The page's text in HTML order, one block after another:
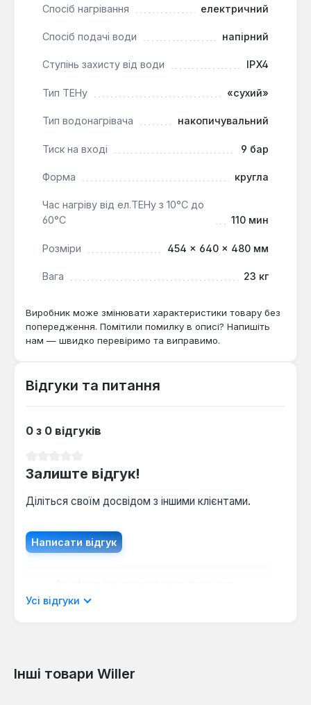
літрів з вертикальним способом встановлення та
забезпечення гарячою водою невеликих сімей або
квартир. Його конструктивні особливості та
економічну експлуатацію протягом тривалого
Спосіб нагрівання електричний
Спосіб подачі води напірний
Ступінь захисту від води IPX4
Тип ТЕНу «сухий»
Тип водонагрівача накопичувальний
Тиск на вході 9 бар
Форма кругла
Час нагріву від ел.ТЕНу з 10°С до
60°С
110 мин
Розміри 454 × 640 × 480 мм
Вага 23 кг
Виробник може змінювати характеристики товару без
попередження. Помітили помилку в описі? Напишіть
нам — швидко перевіримо та виправимо.
Відгуки та питання
0 з 0 відгуків
Залиште відгук!
Діліться своїм досвідом з іншими клієнтами.
Написати відгук
мовою.
Відгуків не знайдено. Поділіться
Усі відгуки
Інші товари Willer